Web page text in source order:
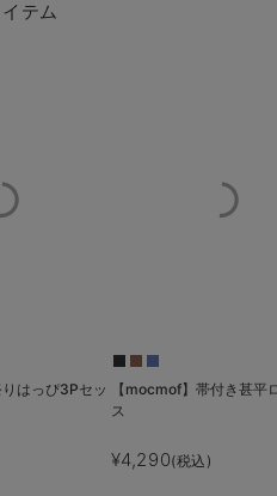
テム
はっぴ3Pセッ
【mocmof】帯付き甚平
ス
¥4,290(税込)